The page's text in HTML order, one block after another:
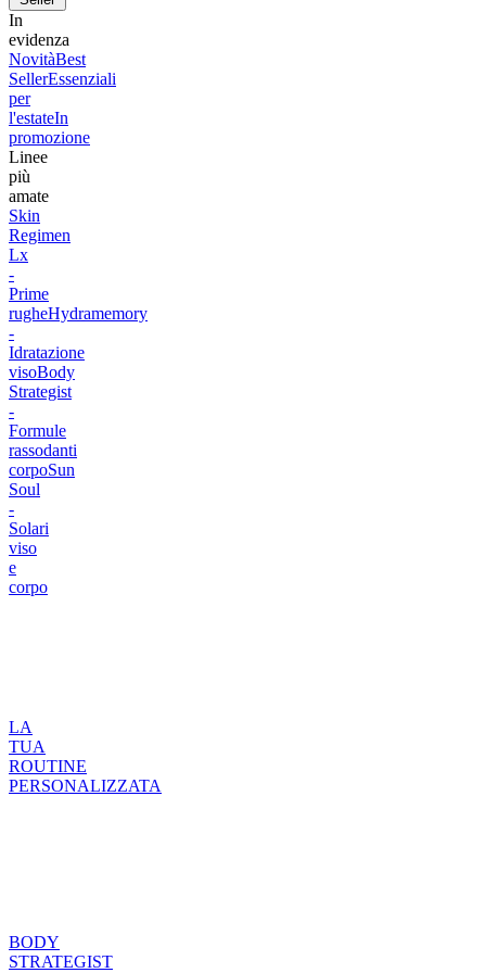
In
evidenza
NovitàBest
SellerEssenziali
per
l'estateIn
promozione
Linee
più
amate
Skin
Regimen
Lx
-
Prime
rugheHydramemory
-
Idratazione
visoBody
Strategist
-
Formule
rassodanti
corpoSun
Soul
-
Solari
viso
e
corpo
LA
TUA
ROUTINE
PERSONALIZZATA
BODY
STRATEGIST